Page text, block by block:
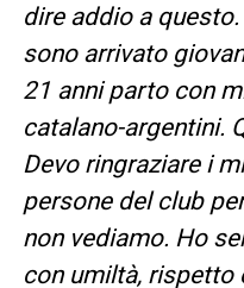
dire addio a
sono arrivato
21 anni parto con
catalano-argentini.
Devo ringraziare i
persone del club
non vediamo. Ho
con umiltà, rispetto